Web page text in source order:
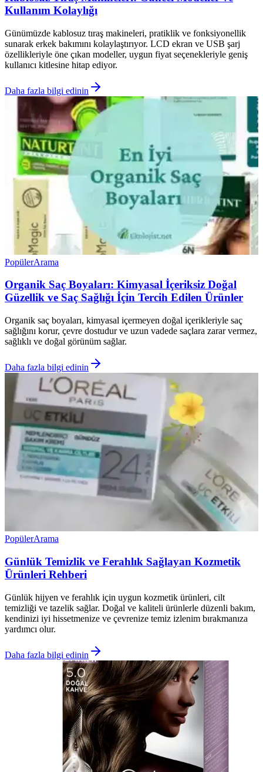
Kullanım Kolaylığı
Günümüzde kablosuz tıraş makineleri, pratiklik ve fonksiyonellik
sunarak erkek bakımını kolaylaştırıyor. LCD ekran ve USB şarj
özellikleriyle öne çıkan modeller, uygun fiyat seçenekleriyle geniş
kullanıcı kitlesine hitap ediyor.
Daha fazla bilgi edinin
PopülerArama
Organik Saç Boyaları: Kimyasal İçeriksiz Doğal
Güzellik ve Saç Sağlığı İçin Tercih Edilen Ürünler
Organik saç boyaları, kimyasal içermeyen doğal içerikleriyle saç
sağlığını korur, çevre dostudur ve uzun vadede saçlara zarar vermez,
sağlıklı ve doğal görünüm sağlar.
Daha fazla bilgi edinin
PopülerArama
Günlük Temizlik ve Ferahlık Sağlayan Kozmetik
Ürünleri Rehberi
Günlük hijyen ve ferahlık için uygun kozmetik ürünleri, cilt
temizliği ve tazelik sağlar. Doğal ve kaliteli ürünlerle düzenli bakım,
kendinizi iyi hissetmenize ve çevrenize temiz izlenim bırakmanıza
yardımcı olur.
Daha fazla bilgi edinin